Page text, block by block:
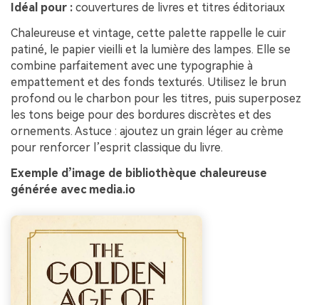
Idéal pour : couvertures de livres et titres éditoriaux
Chaleureuse et vintage, cette palette rappelle le cuir
patiné, le papier vieilli et la lumière des lampes. Elle se
combine parfaitement avec une typographie à
empattement et des fonds texturés. Utilisez le brun
profond ou le charbon pour les titres, puis superposez
les tons beige pour des bordures discrètes et des
ornements. Astuce : ajoutez un grain léger au crème
pour renforcer l’esprit classique du livre.
Exemple d’image de bibliothèque chaleureuse
générée avec media.io